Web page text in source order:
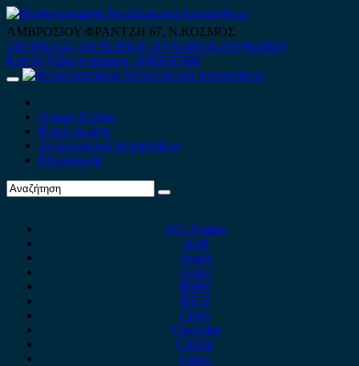
Skip
to
content
ΑΜΒΡΟΣΙΟΥ ΦΡΑΝΤΖΗ 67, Ν.ΚΟΣΜΟΣ
210 9012444 210 9239148 210 9238158 210 9026839
Κινητό-Viber-whatsapp : 6980507900
Primary
Αρχική Σελίδα
Ποιοί είμαστε
Ανταλλακτικά Αυτοκινήτων
Επικοινωνία
Alfa Romeo
Audi
Austin
Acura
BMW
BYD
Chery
Chevrolet
Citroen
Cupra